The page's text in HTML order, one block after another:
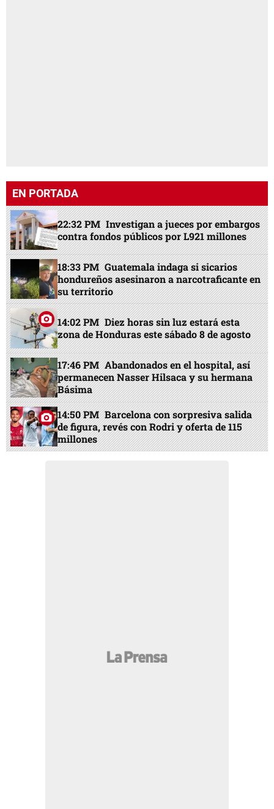
EN PORTADA
22:32 PM Investigan a jueces por embargos
contra fondos públicos por L921 millones
18:33 PM Guatemala indaga si sicarios
hondureños asesinaron a narcotraficante en
su territorio
14:02 PM Diez horas sin luz estará esta
zona de Honduras este sábado 8 de agosto
17:46 PM Abandonados en el hospital, así
permanecen Nasser Hilsaca y su hermana
Básima
14:50 PM Barcelona con sorpresiva salida
de figura, revés con Rodri y oferta de 115
millones